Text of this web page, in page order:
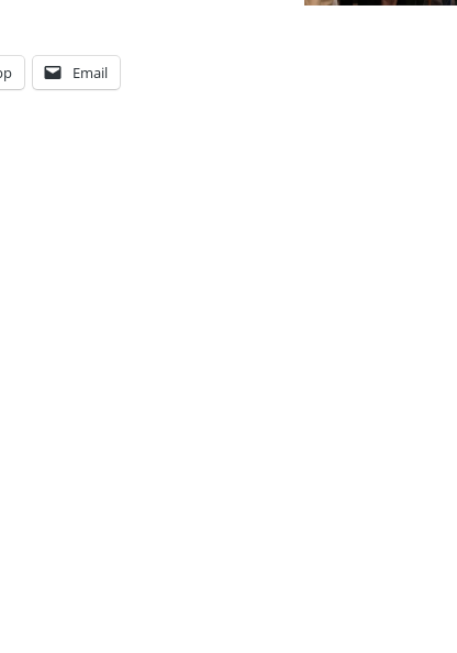
Email